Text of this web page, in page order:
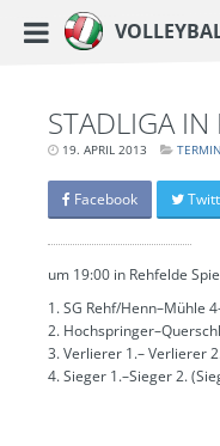
https://www.vc-strausberg.de/
Zum
Haupt-Menü
STADLIGA IN
19. APRIL 2013 LETZTE
15.
MÄRZ
2024
-
UHR
TERMIN
Facebook
um 19:00 in Rehfelde
1. SG Rehf/Henn–Mühle
2.
3. Verlierer 1.– Verlierer
4. Sieger 1.–Sieger 2.